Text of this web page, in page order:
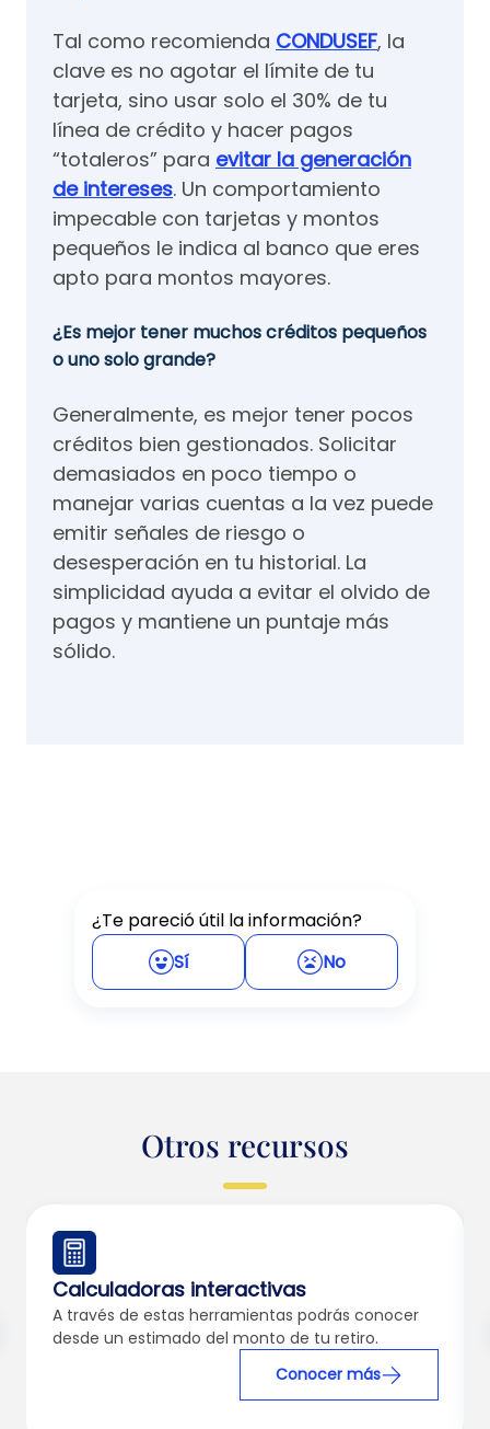
Tal como recomienda CONDUSEF, la
clave es no agotar el límite de tu
tarjeta, sino usar solo el 30% de tu
línea de crédito y hacer pagos
“totaleros” para evitar la generación
de intereses. Un comportamiento
impecable con tarjetas y montos
pequeños le indica al banco que eres
apto para montos mayores.
¿Es mejor tener muchos créditos pequeños
o uno solo grande?
Generalmente, es mejor tener pocos
créditos bien gestionados. Solicitar
demasiados en poco tiempo o
manejar varias cuentas a la vez puede
emitir señales de riesgo o
desesperación en tu historial. La
simplicidad ayuda a evitar el olvido de
pagos y mantiene un puntaje más
sólido.
¿Te pareció útil la información?
Sí
No
Otros recursos
Calculadoras interactivas
A través de estas herramientas podrás conocer
desde un estimado del monto de tu retiro.
Conocer más